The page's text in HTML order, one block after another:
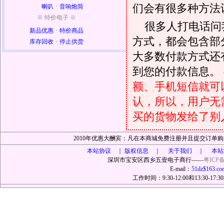
喇叭 · 音响炮筒
※ 特价电子 ※
新品优惠 · 特价商品
库存回收 · 停止供货
们会有很多种方
很多人打电话
方式，都会包含
大多数付款方式
到您的付款信息。
额、手机短信就可
认，所以，用户
买的货物发给了别
2010年优惠大酬宾：凡在本商城免费注册并且提交订单
本站协议 ｜
版权信息 ｜ 关于我们 ｜ 本
深圳市宝安区西乡五壹电子商行——粤ICP
E-mail：
工作时间：9:30-12:00和13:30-